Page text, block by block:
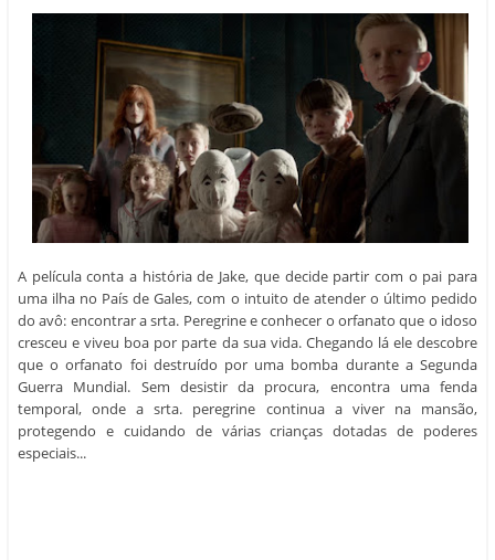
A película conta a história de Jake, que decide partir com o pai para
uma ilha no País de Gales, com o intuito de atender o último pedido
cresceu e viveu boa por parte da sua vida. Chegando lá ele descobre
que o orfanato foi destruído por uma bomba durante a Segunda
Guerra Mundial. Sem desistir da procura, encontra uma fenda
temporal, onde a srta. peregrine continua a viver na mansão,
protegendo e cuidando de várias crianças dotadas de poderes
especiais...